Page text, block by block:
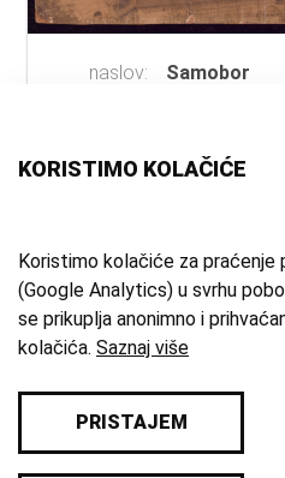
naslov:
Samobor
građe:
vrijeme
izrade:
2. pol. 19. st.
zbirka: Zbirka
KORISTIMO KOLAČIĆE
Koristimo kolačiće za praćenje
(Google Analytics) u svrhu
se prikuplja anonimno i
kolačića. Saznaj više
PRISTAJEM